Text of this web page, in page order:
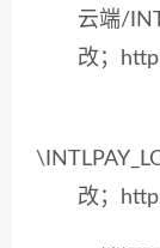
云端/
改；
改；